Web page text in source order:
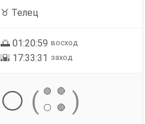
♉ Телец
🌅 01:20:59 восход
🌇 17:33:31 заход
⚪ ( 🟢
🔴
⚪
🔴 )